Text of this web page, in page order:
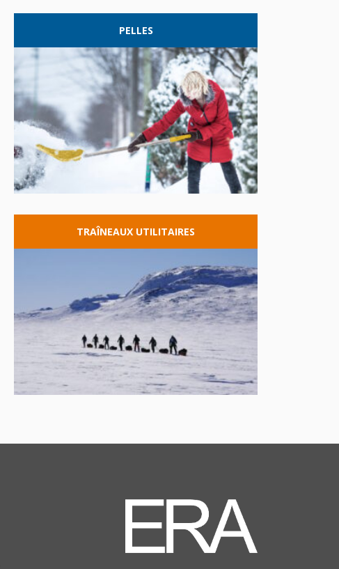
PELLES
TRAÎNEAUX UTILITAIRES